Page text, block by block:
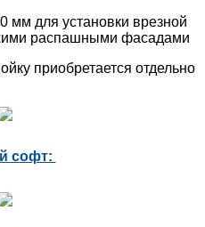
для установки врезной
распашными фасадами
приобретается отдельно
софт: